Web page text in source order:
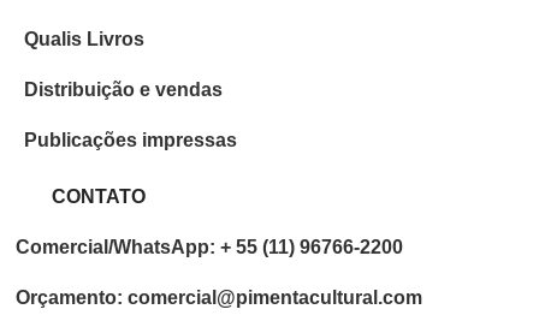
Qualis Livros
Distribuição e vendas
Publicações impressas
CONTATO
Comercial/WhatsApp: + 55 (11) 96766-2200
Orçamento: comercial@pimentacultural.com